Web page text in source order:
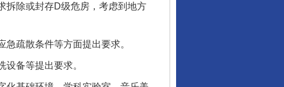
除或封存D级危房，考虑到地方
疏散条件等方面提出要求。
备等提出要求。
从数据变化看反腐深化